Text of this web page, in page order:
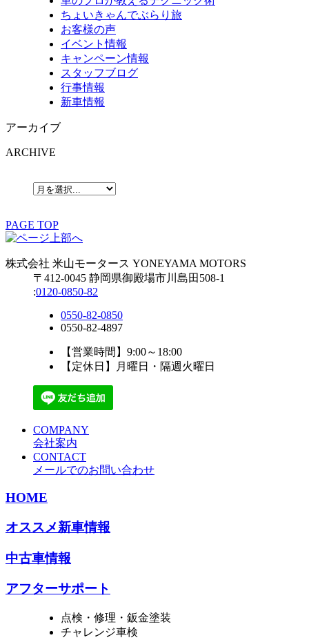
ちょいきゃんでぶらり旅
お客様の声
イベント情報
キャンペーン情報
スタッフブログ
行事情報
新車情報
アーカイブ
ARCHIVE
PAGE TOP
株式会社 米山モータース YONEYAMA MOTORS
〒412-0045 静岡県御殿場市川島田508-1
:0120-0850-82
0550-82-0850
0550-82-4897
【営業時間】9:00～18:00
【定休日】月曜日・隔週火曜日
COMPANY
会社案内
CONTACT
メールでのお問い合わせ
HOME
オススメ新車情報
中古車情報
アフターサポート
点検・修理・鈑金塗装
チャレンジ車検